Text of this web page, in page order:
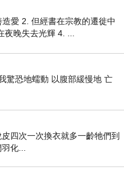
愛 2. 但經書在宗教的遷徙中
晚失去光輝 4. ...
驚恐地蠕動 以腹部緩慢地 亡
四次一次換衣就多一齡牠們到
化...